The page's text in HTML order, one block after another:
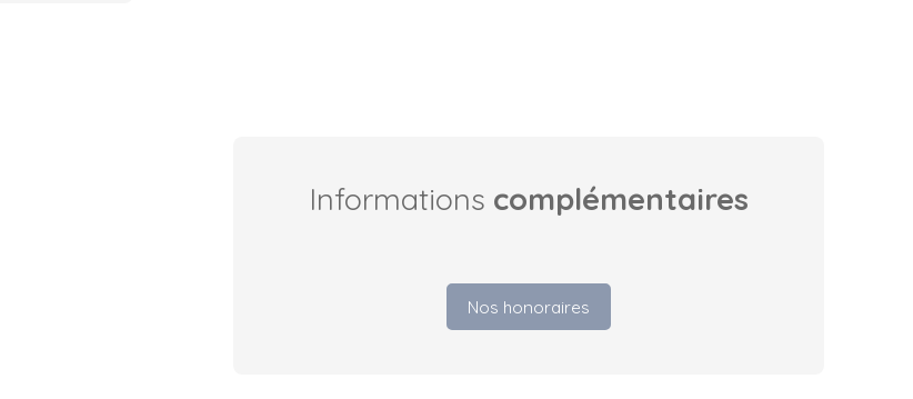
Informations complémentaires
Nos honoraires